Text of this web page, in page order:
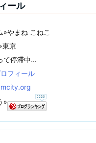
ール
»やまね こねこ
東京
て停滞中…
フィール
mcity.org
»